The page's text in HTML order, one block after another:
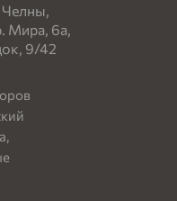
Мира, 6а,
9/42